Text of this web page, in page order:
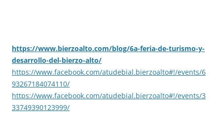
https://www.bierzoalto.com/blog/6a-feria-de-turismo-y-
desarrollo-del-bierzo-alto/
https://www.facebook.com/atudebial.bierzoalto#!/events/6
93267184074110/
https://www.facebook.com/atudebial.bierzoalto#!/events/3
33749390123999/